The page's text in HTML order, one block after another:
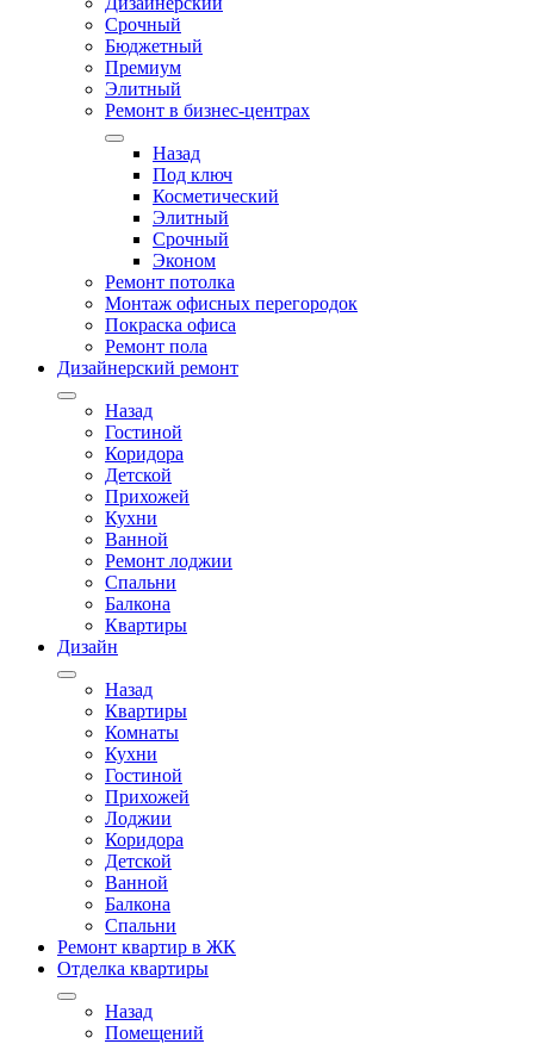
Срочный
Бюджетный
Премиум
Элитный
Ремонт в бизнес-центрах
Назад
Под ключ
Косметический
Элитный
Срочный
Эконом
Ремонт потолка
Монтаж офисных перегородок
Покраска офиса
Ремонт пола
Дизайнерский ремонт
Назад
Гостиной
Коридора
Детской
Прихожей
Кухни
Ванной
Ремонт лоджии
Спальни
Балкона
Квартиры
Дизайн
Назад
Квартиры
Комнаты
Кухни
Гостиной
Прихожей
Лоджии
Коридора
Детской
Ванной
Балкона
Спальни
Ремонт квартир в ЖК
Отделка квартиры
Назад
Помещений